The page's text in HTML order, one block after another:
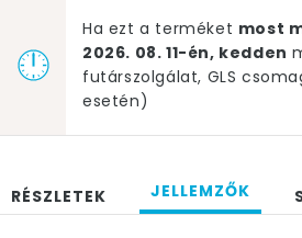
Ha ezt a terméket most
2026. 08. 11-én, kedden
futárszolgálat, GLS
esetén)
RÉSZLETEK JELLEMZŐK